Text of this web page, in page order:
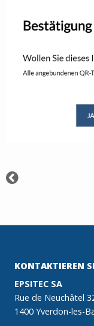
KONTAKTIEREN
EPSITEC SA
Rue de Neuchâtel
1400 Yverdon-les-